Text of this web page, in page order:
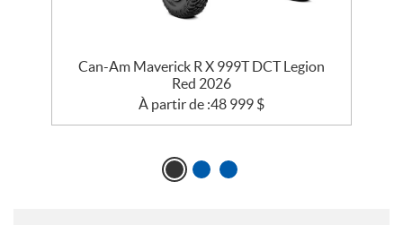
Can-Am Maverick R X 999T DCT Legion
Red 2026
À partir de :48 999 $